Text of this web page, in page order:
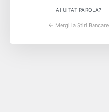
AI UITAT PAROLA?
← Mergi la Stiri Bancare